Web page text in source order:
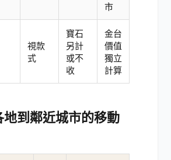
市
視款
式
寶石
另計
或不
收
金台
價值
獨立
計算
地到鄰近城市的移動